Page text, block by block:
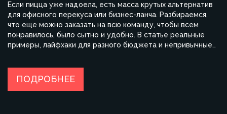
Если пицца уже надоела, есть масса крутых альтернатив
для офисного перекуса или бизнес-ланча. Разбираемся,
что еще можно заказать на всю команду, чтобы всем
понравилось, было сытно и удобно. В статье реальные
примеры, лайфхаки для разного бюджета и непривычные
избежать типичных ошибок при выборе еды для
коллектива.
ПОДРОБНЕЕ